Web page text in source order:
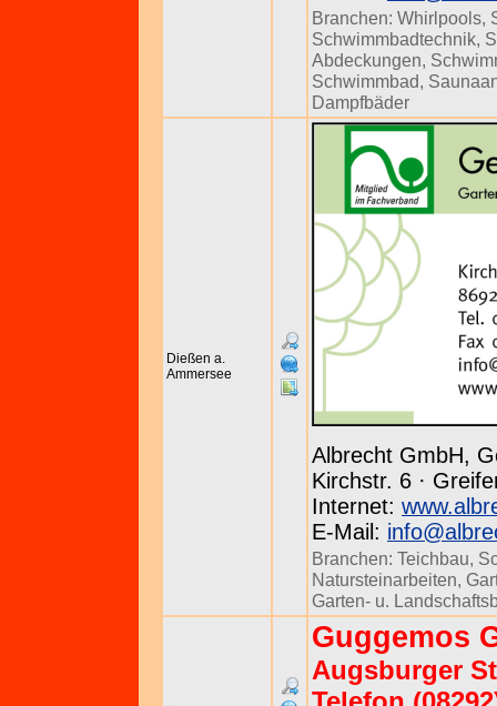
Branchen: Whirlpools,
Schwimmbadtechnik,
Abdeckungen,
Schwimmbad,
Dampfbäder
Dießen a.
Ammersee
Albrecht GmbH,
Kirchstr. 6 ·
Internet:
E-Mail:
Branchen: Teichbau,
Natursteinarbeiten,
Garten- u.
Guggemos
Augsburger